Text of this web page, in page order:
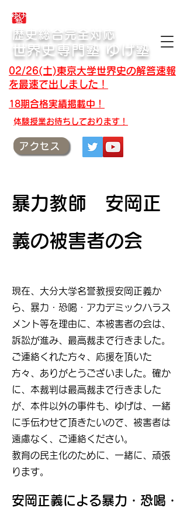
歴史総合完全対応
世界史専門塾 ゆげ塾
アクセス
​体験授業お待ちしております！
02/26(土)東京大学世界史の解答速報
を最速で出しました！
18期合格実績掲載中！
暴力教師 安岡正
義の被害者の会
現在、大分大学名誉教授安岡正義か
ら、暴力・恐喝・アカデミックハラス
メント等を理由に、本被害者の会は、
訴訟が進み、最高裁まで行きました。
ご連絡くれた方々、応援を頂いた
方々、ありがとうございました。確か
に、本裁判は最高裁まで行きました
が、本件以外の事件も、ゆげは、一緒
に手伝わせて頂きたいので、被害者は
遠慮なく、ご連絡ください。
教育の民主化のために、一緒に、頑張
ります。
安岡正義による暴力・恐喝・